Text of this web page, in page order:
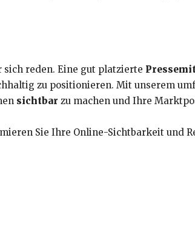
sich reden. Eine gut platzierte
zu positionieren. Mit unserem
sichtbar zu machen und Ihre
Sie Ihre Online-Sichtbarkeit und